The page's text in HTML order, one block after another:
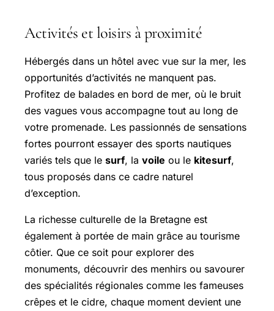
Activités et loisirs à proximité
Hébergés dans un hôtel avec vue sur la mer, les
opportunités d’activités ne manquent pas.
Profitez de balades en bord de mer, où le bruit
des vagues vous accompagne tout au long de
votre promenade. Les passionnés de sensations
fortes pourront essayer des sports nautiques
variés tels que le surf, la voile ou le kitesurf,
tous proposés dans ce cadre naturel
d’exception.
La richesse culturelle de la Bretagne est
également à portée de main grâce au tourisme
côtier. Que ce soit pour explorer des
monuments, découvrir des menhirs ou savourer
des spécialités régionales comme les fameuses
crêpes et le cidre, chaque moment devient une